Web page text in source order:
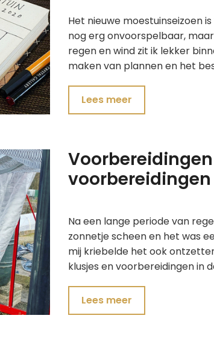
Het nieuwe moestuinseizoen
nog erg onvoorspelbaar,
regen en wind zit ik lekker
maken van plannen en het
Lees meer
voorbereidingen
Na een lange periode van
zonnetje scheen en het was
mij kriebelde het ook
klusjes en voorbereidingen in
Lees meer